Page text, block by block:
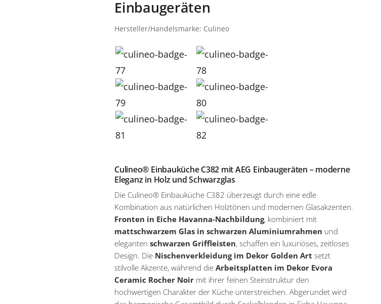
Einbaugeräten
Hersteller/Handelsmarke: Culineo
Culineo® Einbauküche C382 mit AEG Einbaugeräten – moderne
Eleganz in Holz und Schwarzglas
Die Culineo® Einbauküche C382 überzeugt durch eine edle
Kombination aus natürlichen Holztönen und modernen Glasakzenten.
Fronten in Eiche Havanna-Nachbildung, kombiniert mit
mattschwarzem Glas in schwarzen Aluminiumrahmen und
elegantenschwarzen Griffleisten, schaffen ein luxuriöses, zeitloses
Design. Die Nischenverkleidung im Dekor Golden Art setzt
stilvolle Akzente, während dieArbeitsplatten im Dekor Evora
Ceramic Rocher Noir mit ihrer feinen Steinstruktur den
hochwertigen Charakter der Küche unterstreichen. Abgerundet wird